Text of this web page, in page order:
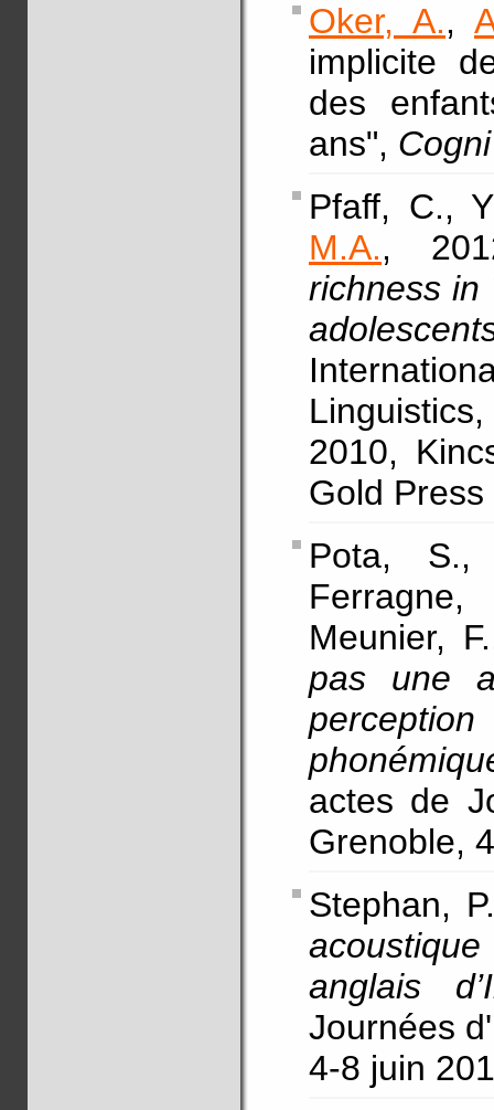
Oker, A.,
implicite
des
ans",
Pfaff, C.,
M.A.,
richness in
2010,
Gold
Pota,
Meunier,
pas une
actes de
Grenoble,
Stephan,
anglais
Journées
4-8 juin